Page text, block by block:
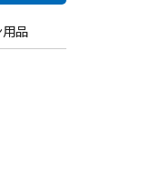
品